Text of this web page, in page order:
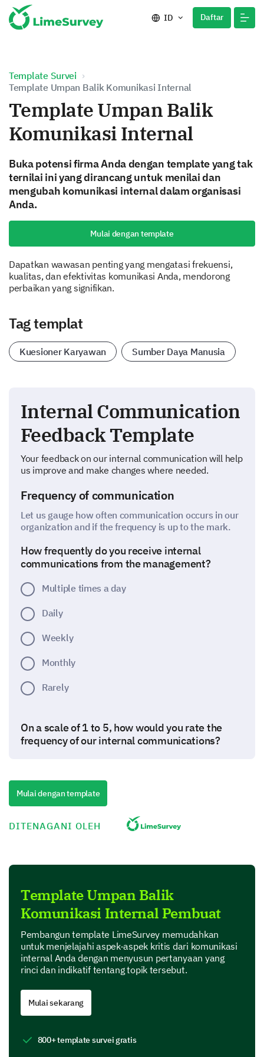
ID Daftar
Template Survei
Template Umpan Balik Komunikasi Internal
Template Umpan Balik
Komunikasi Internal
Buka potensi firma Anda dengan template yang tak
ternilai ini yang dirancang untuk menilai dan
mengubah komunikasi internal dalam organisasi
Anda.
Mulai dengan template
Dapatkan wawasan penting yang mengatasi frekuensi,
kualitas, dan efektivitas komunikasi Anda, mendorong
perbaikan yang signifikan.
Tag templat
Kuesioner Karyawan Sumber Daya Manusia
Internal Communication
Feedback Template
Your feedback on our internal communication will help
us improve and make changes where needed.
Frequency of communication
Let us gauge how often communication occurs in our
organization and if the frequency is up to the mark.
How frequently do you receive internal
communications from the management?
Multiple times a day
Daily
Weekly
Monthly
Rarely
On a scale of 1 to 5, how would you rate the
frequency of our internal communications?
5 - Too frequent
Frequency of our internal communications
Let's now delve into the quality and clarity of our
internal communications.
Do you find our internal communications clear
and easy to understand?
Yes
No
If no, what aspects of the communication need
Mulai dengan template
DITENAGANI OLEH
Template Umpan Balik
Komunikasi Internal Pembuat
Pembangun template LimeSurvey memudahkan
untuk menjelajahi aspek-aspek kritis dari komunikasi
internal Anda dengan menyusun pertanyaan yang
rinci dan indikatif tentang topik tersebut.
Mulai sekarang
800+ template survei gratis